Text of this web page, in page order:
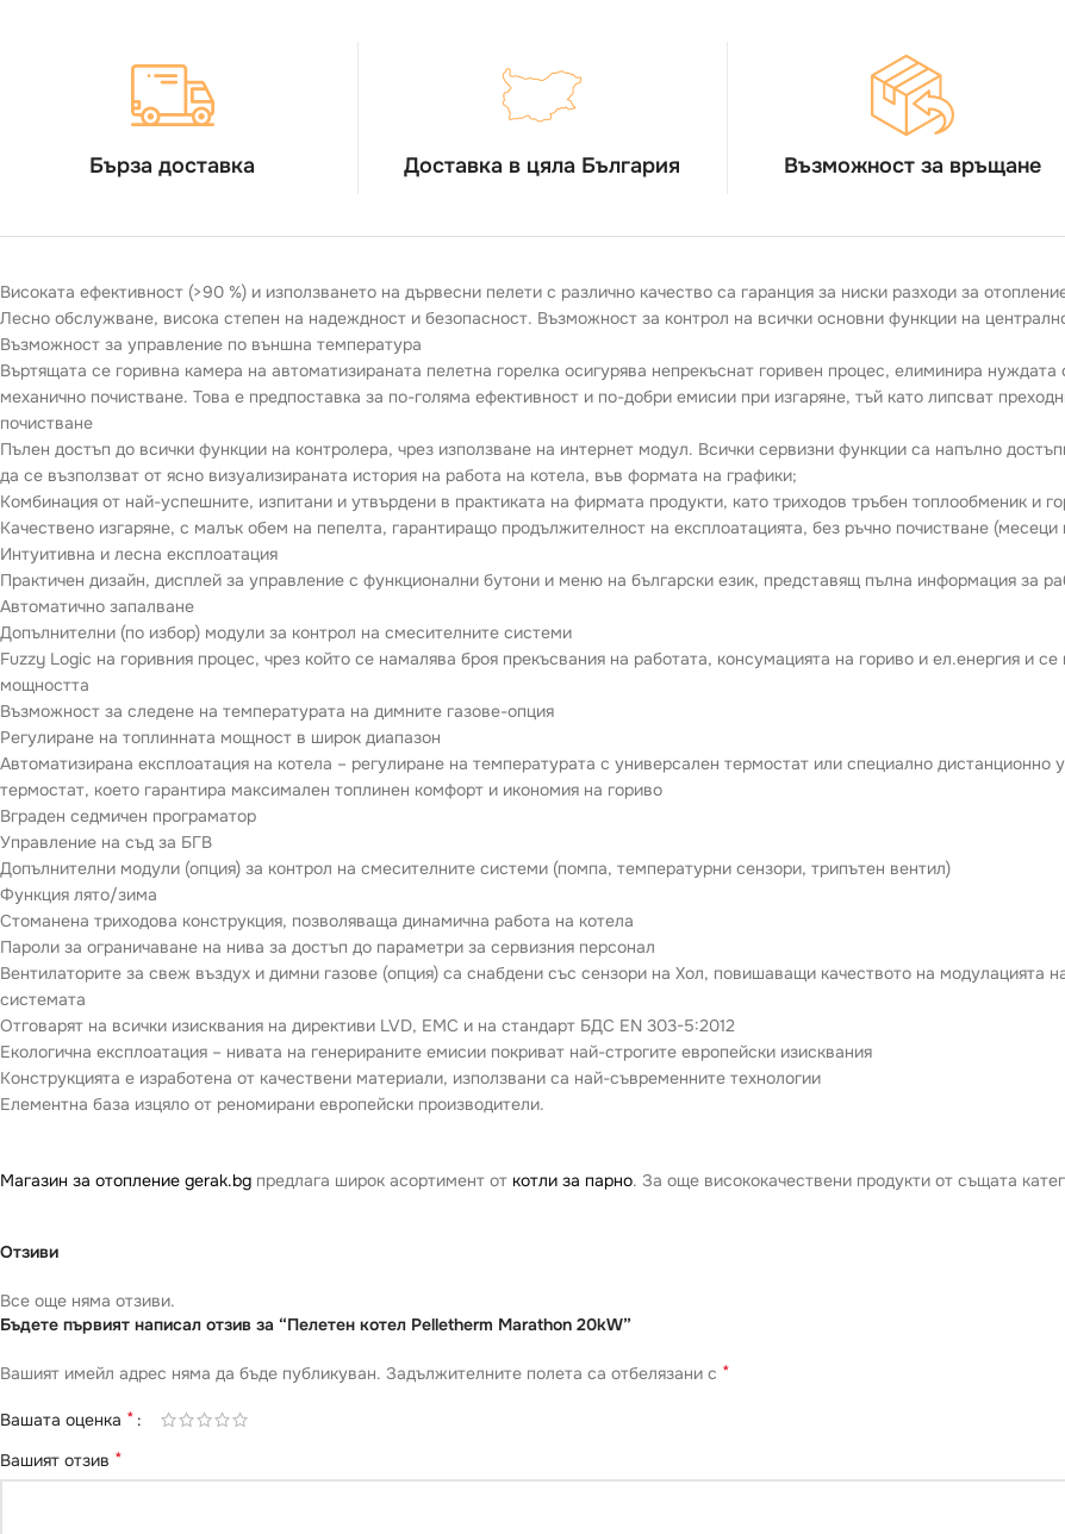
Бърза доставка Доставка в цяла България Възможност за връщане
Високата ефективност (>90 %) и използването на дървесни пелети с различно качество са гаранция за ниски разходи за
Лесно обслужване, висока степен на надеждност и безопасност. Възможност за контрол на всички основни функции на
Възможност за управление по външна температура
Въртящата се горивна камера на автоматизираната пелетна горелка осигурява непрекъснат горивен процес, елиминира
механично почистване. Това е предпоставка за по-голяма ефективност и по-добри емисии при изгаряне, тъй като липсват
почистване
Пълен достъп до всички функции на контролера, чрез използване на интернет модул. Всички сервизни функции са напълно
да се възползват от ясно визуализираната история на работа на котела, във формата на графики;
Комбинация от най-успешните, изпитани и утвърдени в практиката на фирмата продукти, като триходов тръбен топлообменик и
Качествено изгаряне, с малък обем на пепелта, гарантиращо продължителност на експлоатацията, без ръчно почистване (месеци
Интуитивна и лесна експлоатация
Практичен дизайн, дисплей за управление с функционални бутони и меню на български език, представящ пълна информация за
Автоматично запалване
Допълнителни (по избор) модули за контрол на смесителните системи
Fuzzy Logic на горивния процес, чрез който се намалява броя прекъсвания на работата, консумацията на гориво и ел.енергия и
мощността
Възможност за следене на температурата на димните газове-опция
Регулиране на топлинната мощност в широк диапазон
Автоматизирана експлоатация на котела – регулиране на температурата с универсален термостат или специално дистанционно
термостат, което гарантира максимален топлинен комфорт и икономия на гориво
Вграден седмичен програматор
Управление на съд за БГВ
Допълнителни модули (опция) за контрол на смесителните системи (помпа, температурни сензори, трипътен вентил)
Функция лято/зима
Стоманена триходова конструкция, позволяваща динамична работа на котела
Пароли за ограничаване на нива за достъп до параметри за сервизния персонал
Вентилаторите за свеж въздух и димни газове (опция) са снабдени със сензори на Хол, повишаващи качеството на модулацията
системата
Отговарят на всички изисквания на директиви LVD, EMC и на стандарт БДС EN 303-5:2012
Екологична експлоатация – нивата на генерираните емисии покриват най-строгите eвропейски изисквания
Конструкцията е изработена от качествени материали, използвани са най-съвременните технологии
Елементна база изцяло от реномирани eвропейски производители.
Магазин за отопление gerak.bg предлага широк асортимент от котли за парно. За още висококачествени продукти от същата
Отзиви
Все още няма отзиви.
Бъдете първият написал отзив за “Пелетен котел Pelletherm Marathon 20kW”
Вашият имейл адрес няма да бъде публикуван. Задължителните полета са отбелязани с *
Вашата оценка *
Вашият отзив *